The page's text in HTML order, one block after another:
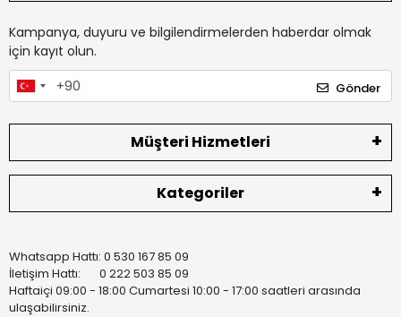
Kampanya, duyuru ve bilgilendirmelerden haberdar olmak
için kayıt olun.
Gönder
Müşteri Hizmetleri
Kategoriler
Whatsapp Hattı: 0 530 167 85 09
İletişim Hattı: 0 222 503 85 09
Haftaiçi 09:00 - 18:00 Cumartesi 10:00 - 17:00 saatleri arasında
ulaşabilirsiniz.